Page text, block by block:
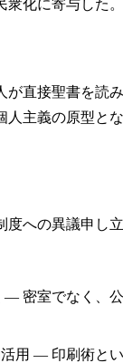
化に寄与した。
が直接聖書を読
主義の原型とな
度への異議申し
— 密室でなく、
用 — 印刷術と